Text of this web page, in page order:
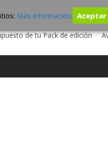
TU DISCO
ESTUDIO DE
de tu Pack de edición
Más información. Aceptar